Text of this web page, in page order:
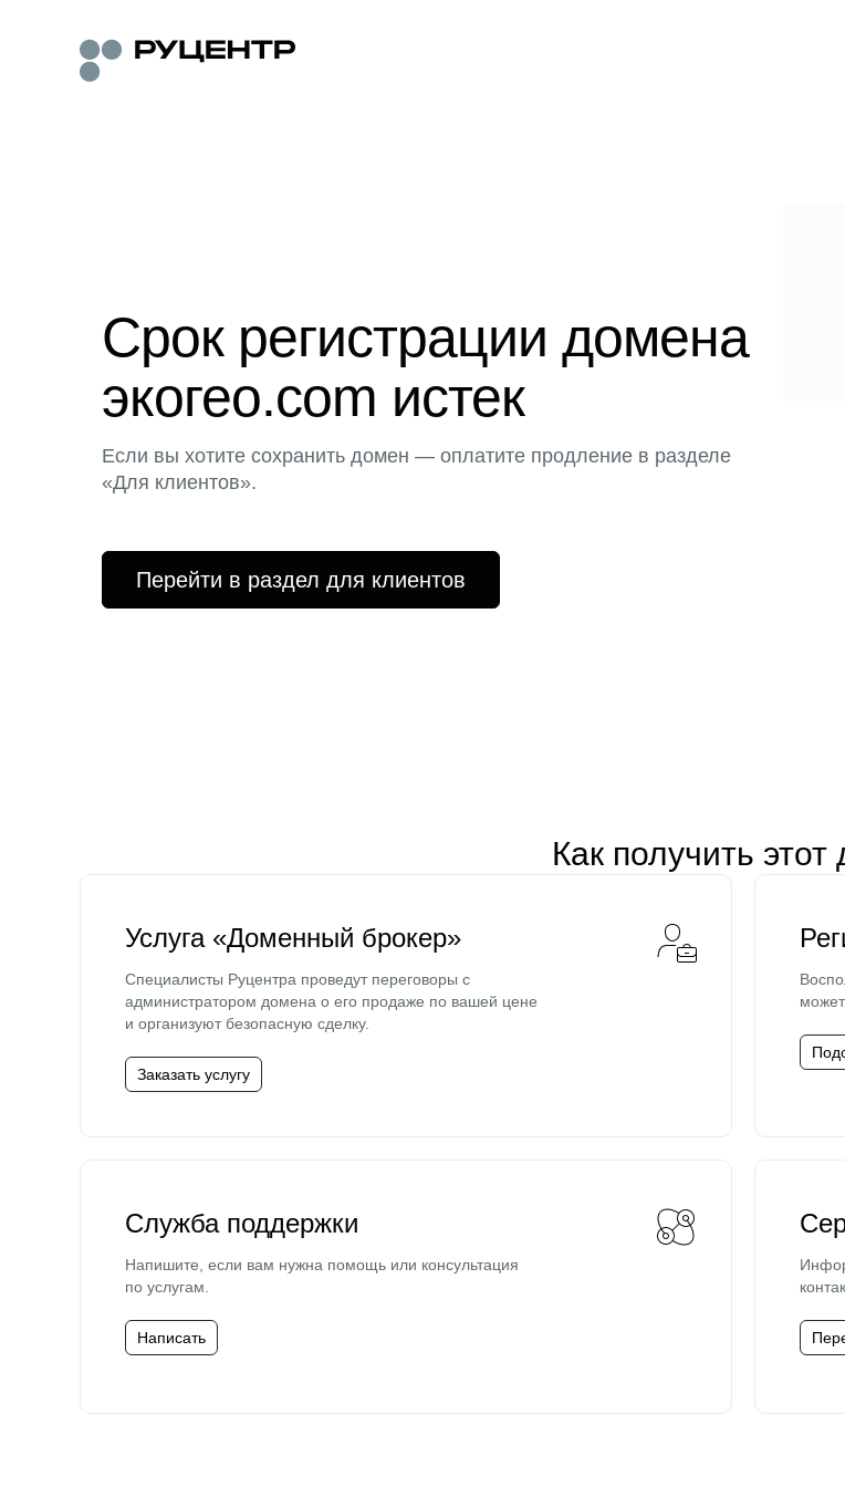
Срок регистрации домена
экогео.com истек
Если вы хотите сохранить домен — оплатите продление в разделе
«Для клиентов».
Перейти в раздел для клиентов
Как получить
Услуга «Доменный брокер»
Специалисты Руцентра проведут переговоры с
администратором домена о его продаже по вашей цене
и организуют безопасную сделку.
Заказать услугу
Служба поддержки
Напишите, если вам нужна помощь или консультация
по услугам.
Написать